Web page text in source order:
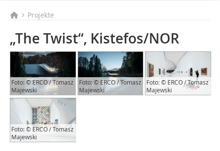
Projekte
„The Twist“, Kistefos/NOR
Foto: © ERCO / Tomasz
Majewski
Foto: © ERCO / Tomasz
Majewski
Foto: © ERCO / Tomasz
Majewski
Foto: © ERCO / Tomasz
Majewski